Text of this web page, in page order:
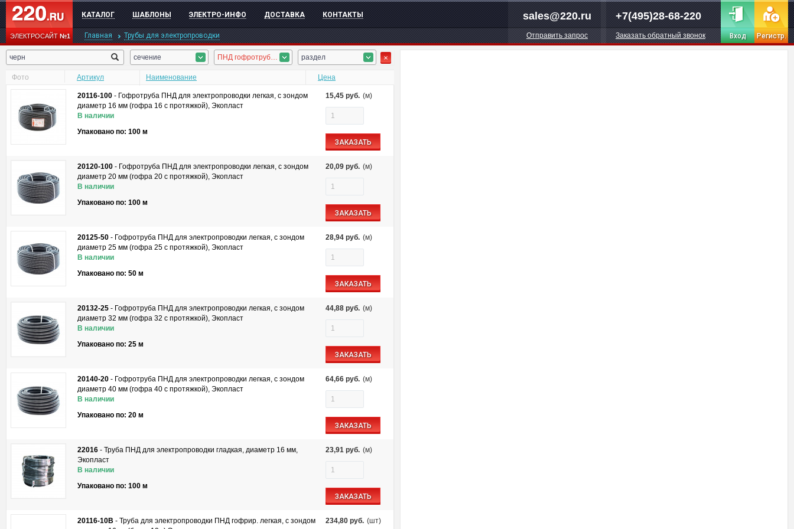
ЭЛЕКТРОСАЙТ№1
КАТАЛОГ ШАБЛОНЫ ЭЛЕКТРО-ИНФО ДОСТАВКА КОНТАКТЫ sales@220.ru
Отправить запрос
+7(495)28-68-220
Заказать обратный звонок Вход Регистр.
Главная Трубы для электропроводки
сечение ПНД гофротруба, ПНД труба раздел
Фото Артикул Наименование Цена
20116-100 - Гофротруба ПНД для электропроводки легкая, с зондом
диаметр 16 мм (гофра 16 с протяжкой), Экопласт
В наличии
Упаковано по: 100 м
15,45 руб. (м)
ЗАКАЗАТЬ
20120-100 - Гофротруба ПНД для электропроводки легкая, с зондом
диаметр 20 мм (гофра 20 с протяжкой), Экопласт
В наличии
Упаковано по: 100 м
20,09 руб. (м)
ЗАКАЗАТЬ
20125-50 - Гофротруба ПНД для электропроводки легкая, с зондом
диаметр 25 мм (гофра 25 с протяжкой), Экопласт
В наличии
Упаковано по: 50 м
28,94 руб. (м)
ЗАКАЗАТЬ
20132-25 - Гофротруба ПНД для электропроводки легкая, с зондом
диаметр 32 мм (гофра 32 с протяжкой), Экопласт
В наличии
Упаковано по: 25 м
44,88 руб. (м)
ЗАКАЗАТЬ
20140-20 - Гофротруба ПНД для электропроводки легкая, с зондом
диаметр 40 мм (гофра 40 с протяжкой), Экопласт
В наличии
Упаковано по: 20 м
64,66 руб. (м)
ЗАКАЗАТЬ
22016 - Труба ПНД для электропроводки гладкая, диаметр 16 мм,
Экопласт
В наличии
Упаковано по: 100 м
23,91 руб. (м)
ЗАКАЗАТЬ
20116-10B - Труба для электропроводки ПНД гофрир. легкая, с зондом
234,80 руб. (шт)